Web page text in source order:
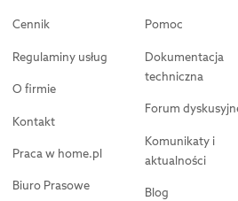
Cennik
Regulaminy usług
O firmie
Kontakt
Praca w home.pl
Biuro Prasowe
Pomoc
Dokumentacja
techniczna
Forum
Komunikaty i
aktualności
Blog